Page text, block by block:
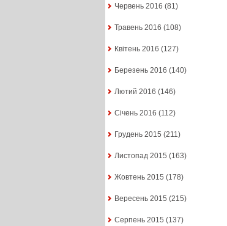
Червень 2016 (81)
Травень 2016 (108)
Квітень 2016 (127)
Березень 2016 (140)
Лютий 2016 (146)
Січень 2016 (112)
Грудень 2015 (211)
Листопад 2015 (163)
Жовтень 2015 (178)
Вересень 2015 (215)
Серпень 2015 (137)